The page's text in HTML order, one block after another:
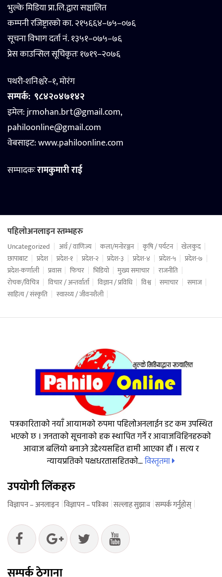
भुल्के मिडिया प्रा.लि.द्वारा सञ्चालित
कम्पनी रजिष्ट्रारको का. २१५६६४–७५–०७६
सूचना विभाग दर्ता नं. १३५१–०७५–७६
प्रेस काउन्सिल सूचिकृतः १७१९–२०७६
पथरी-शनिश्चरे–१, मोरंग
सम्पर्क: ९८४२०४७१४२
इमेल: jrmohan.brt@gmail.com,
pahiloonline@gmail.com
वेबसाइट:www.pahiloonline.com
सम्पादकःरामकुमारी राई
पहिलोअनलाइन स्तम्भहरु
Uncategorized अर्थ / वाणिज्य कला/मनोरञ्जन कृषि / पर्यटन
खेलकुद
छापाबाट
प्रदेश प्रदेश-१ प्रदेश-२ प्रदेश-३ प्रदेश-४ प्रदेश-५
प्रदेश-७
प्रदेश-कर्णाली
प्रवास फिचर भिडियो मुख्य समाचार
राजनीति
रोचक/विचित्र
विचार / अन्तर्वार्ता विज्ञान / प्रविधि विश्व समाचार
समाज
साहित्य / संस्कृति
स्वास्थ्य / जीवनशैली
पत्रकारिताको नयाँ आयामको रुपमा पहिलोअनलाईन डट कम उपस्थित
भएको छ । जनताको सूचनाको हक स्थापित गर्ने र आवाजविहिनहरुको
आवाज बलियो बनाउने उद्देश्यसहित हामी आएका हौं । सत्य र
न्यायप्रतिको पक्षधरतासहितको...विस्तृतमा
उपयोगी लिंकहरु
विज्ञापन – अनलाइन विज्ञापन – पत्रिका सल्लाह सुझाव सम्पर्क गर्नुहोस्